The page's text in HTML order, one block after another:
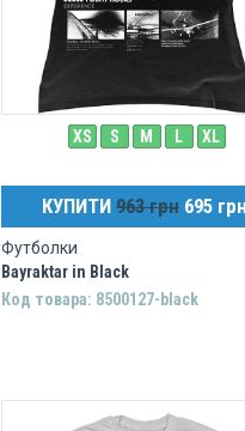
XS S M L XL
КУПИТИ 963 грн 695
Футболки
Bayraktar in Black
Код товара: 8500127-black